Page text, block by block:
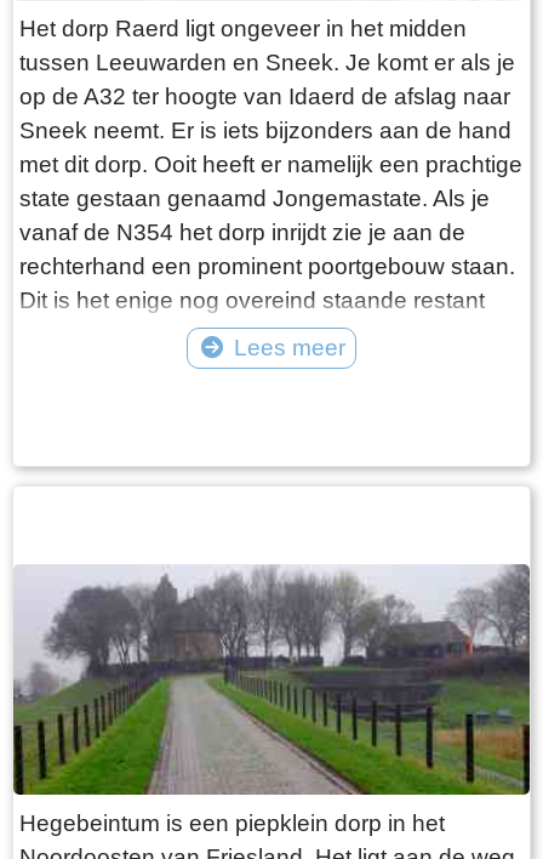
van Laaksum. Eerder was er sprake van een
bescheiden vloot maar de meeste vissers van
Laaksum zijn er al lang geleden mee gestopt.
De gebroeders De Vries houden het dus nog vol
en vangen regelmatig bot bij Laaksum. Ik hoor
dat de ze inmiddels aardig op leeftijd zijn, in
ieder geval over de zestig. Ik hoop dat ze het
nog even kunnen volhouden tot aan hun
pensioenleeftijd. Want zodra zij ermee stoppen
vangt iedereen bot bij Laaksum.
Het dorp Raerd ligt ongeveer in het midden
tussen Leeuwarden en Sneek. Je komt er als je
op de A32 ter hoogte van Idaerd de afslag naar
Sneek neemt. Er is iets bijzonders aan de hand
met dit dorp. Ooit heeft er namelijk een prachtige
state gestaan genaamd Jongemastate. Als je
vanaf de N354 het dorp inrijdt zie je aan de
rechterhand een prominent poortgebouw staan.
Dit is het enige nog overeind staande restant
van Jongemastate. Het poortgebouw geeft
toegang tot het park Jongemastate. In het
aub”. Het is de moeite waard om het park eens
heeft. Grote brokken zandsteen liggen her en
der verspreid door het park alsof er een enorme
explosie heeft plaatsgevonden. Niets is minder
waar. De laatste bewoner van Jongemastate
was Burgemeester van Slooten. Hij was
burgemeester van de gemeente
Rauwerderhem. Het voormalige gemeentehuis
staat een eindje verderop. Het is moeilijk voor te
stellen maar toen hij verhuisde heeft hij de state
Lees meer
Hegebeintum is een piepklein dorp in het